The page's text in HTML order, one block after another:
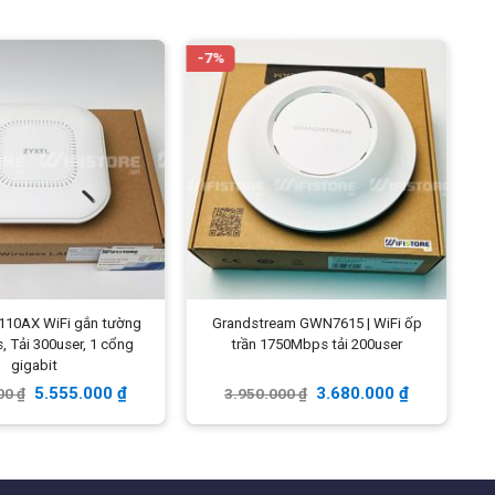
WiFi gắn tường
Tải 300user, 1 cổng
gigabit
₫ 5.555.000 ₫
-7%
Grandstream GWN7615 | WiFi ốp
trần 1750Mbps tải 200user
3.950.000₫ 3.680.000₫